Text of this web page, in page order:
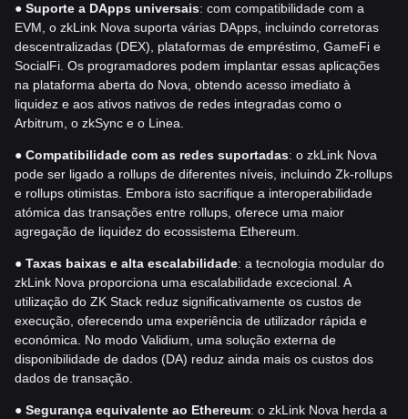
● Suporte a DApps universais: com compatibilidade com a
EVM, o zkLink Nova suporta várias DApps, incluindo corretoras
descentralizadas (DEX), plataformas de empréstimo, GameFi e
SocialFi. Os programadores podem implantar essas aplicações
na plataforma aberta do Nova, obtendo acesso imediato à
liquidez e aos ativos nativos de redes integradas como o
Arbitrum, o zkSync e o Linea.
● Compatibilidade com as redes suportadas: o zkLink Nova
pode ser ligado a rollups de diferentes níveis, incluindo Zk-rollups
e rollups otimistas. Embora isto sacrifique a interoperabilidade
atómica das transações entre rollups, oferece uma maior
agregação de liquidez do ecossistema Ethereum.
● Taxas baixas e alta escalabilidade: a tecnologia modular do
zkLink Nova proporciona uma escalabilidade excecional. A
utilização do ZK Stack reduz significativamente os custos de
execução, oferecendo uma experiência de utilizador rápida e
económica. No modo Validium, uma solução externa de
disponibilidade de dados (DA) reduz ainda mais os custos dos
dados de transação.
● Segurança equivalente ao Ethereum: o zkLink Nova herda a